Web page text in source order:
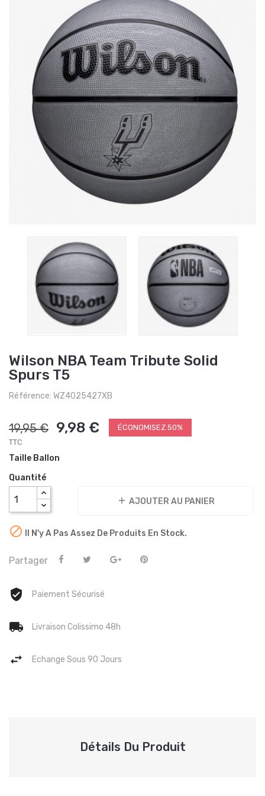
Wilson NBA Team Tribute Solid
Spurs T5
Référence: WZ4025427XB
19,95 € 9,98 €
ÉCONOMISEZ 50%
TTC
Taille Ballon
Quantité
add AJOUTER AU PANIER
 Il N'y A Pas Assez De Produits En Stock.
Partager
Paiement Sécurisé
Livraison Colissimo 48h
Echange Sous 90 Jours
Détails Du Produit